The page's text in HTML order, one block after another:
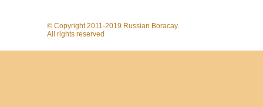
© Copyright 2011-2019 Russian Boracay.
All rights reserved